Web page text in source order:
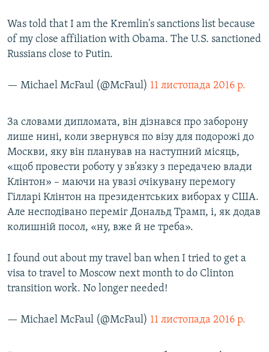
Was told that I am the Kremlin's sanctions list because
of my close affiliation with Obama. The U.S. sanctioned
Russians close to Putin.
— Michael McFaul (@McFaul) 11 листопада 2016 р.
За словами дипломата, він дізнався про заборону
лише нині, коли звернувся по візу для подорожі до
Москви, яку він планував на наступний місяць,
«щоб провести роботу у зв’язку з передачею влади
Клінтон» – маючи на увазі очікувану перемогу
Гілларі Клінтон на президентських виборах у США.
Але несподівано переміг Дональд Трамп, і, як додав
колишній посол, «ну, вже й не треба».
I found out about my travel ban when I tried to get a
visa to travel to Moscow next month to do Clinton
transition work. No longer needed!
— Michael McFaul (@McFaul) 11 листопада 2016 р.